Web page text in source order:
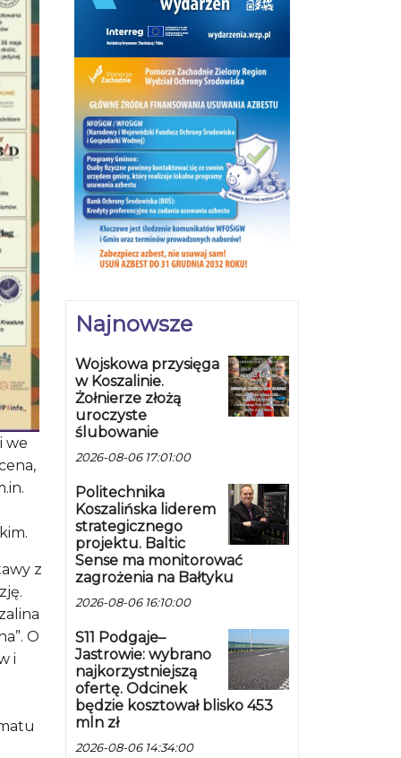
we
z
O
i
Najnowsze
Wojskowa przysięga
w Koszalinie.
Żołnierze złożą
uroczyste
ślubowanie
2026-08-06 17:01:00
Politechnika
Koszalińska liderem
strategicznego
projektu. Baltic
Sense ma monitorować
zagrożenia na Bałtyku
2026-08-06 16:10:00
S11 Podgaje–
Jastrowie: wybrano
najkorzystniejszą
ofertę. Odcinek
będzie kosztował blisko 453
mln zł
2026-08-06 14:34:00